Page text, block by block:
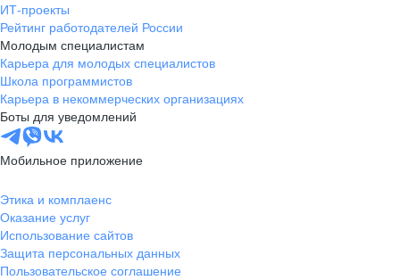
ИТ-проекты
Рейтинг работодателей России
Молодым специалистам
Карьера для молодых специалистов
Школа программистов
Карьера в некоммерческих организациях
Боты для уведомлений
Мобильное приложение
Этика и комплаенс
Оказание услуг
Использование сайтов
Защита персональных данных
Пользовательское соглашение